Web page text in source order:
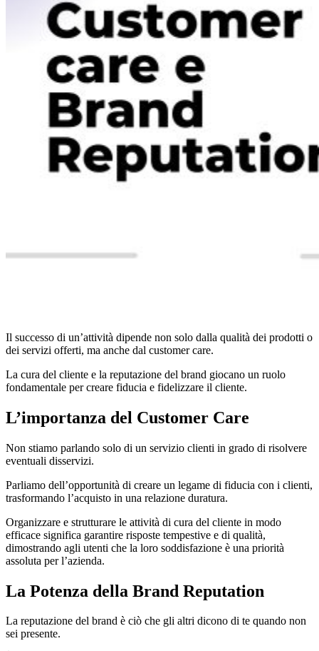
Il successo di un’attività dipende non solo dalla qualità dei prodotti o
dei servizi offerti, ma anche dal customer care.
La cura del cliente e la reputazione del brand giocano un ruolo
fondamentale per creare fiducia e fidelizzare il cliente.
L’importanza del Customer Care
Non stiamo parlando solo di un servizio clienti in grado di risolvere
eventuali disservizi.
Parliamo dell’opportunità di creare un legame di fiducia con i clienti,
trasformando l’acquisto in una relazione duratura.
Organizzare e strutturare le attività di cura del cliente in modo
efficace significa garantire risposte tempestive e di qualità,
dimostrando agli utenti che la loro soddisfazione è una priorità
assoluta per l’azienda.
La Potenza della Brand Reputation
La reputazione del brand è ciò che gli altri dicono di te quando non
sei presente.